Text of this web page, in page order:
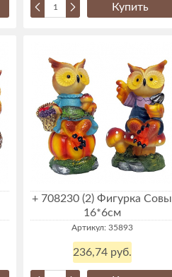
Купить
+ 708230 (2) Фигурка Совы
16*6см
Артикул: 35893
236,74 руб.